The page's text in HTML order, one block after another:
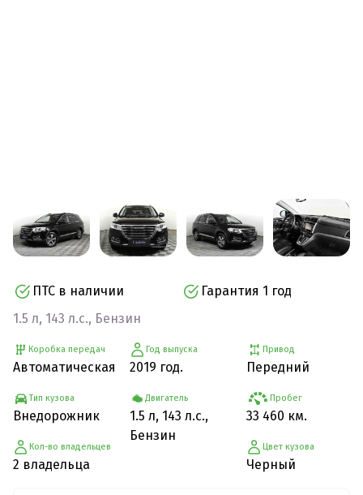
ПТС в наличии
Гарантия 1 год
1.5 л, 143 л.с., Бензин
Коробка передач
Автоматическая
Тип кузова
Внедорожник
Кол-во владельцев
2 владельца
Год выпуска
2019 год.
Двигатель
1.5 л, 143 л.с.,
Бензин
Привод
Передний
Пробег
33 460 км.
Цвет кузова
Черный